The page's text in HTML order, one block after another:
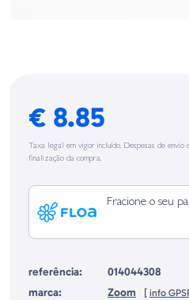
€ 8.85
Taxa legal em vigor incluído. Despesas de envio
finalização da compra.
Fracione o seu
referência:
014044308
marca:
Zoom [ info